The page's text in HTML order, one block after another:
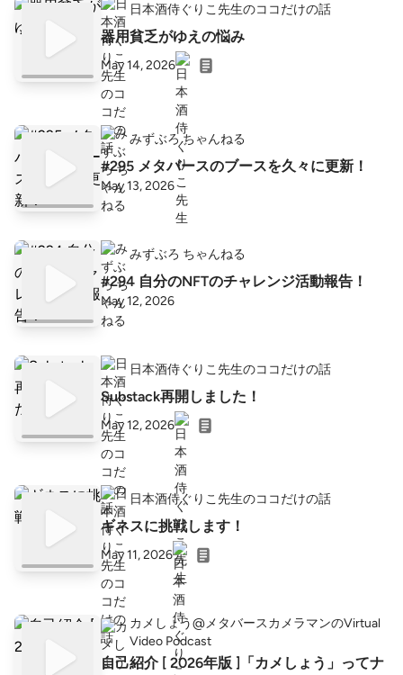
日本酒侍ぐりこ先生のココだけの話
器用貧乏がゆえの悩み
May 14, 2026
みずぶろ ちゃんねる
#295 メタバースのブースを久々に更新！
May 13, 2026
みずぶろ ちゃんねる
#294 自分のNFTのチャレンジ活動報告！
May 12, 2026
日本酒侍ぐりこ先生のココだけの話
Substack再開しました！
May 12, 2026
日本酒侍ぐりこ先生のココだけの話
ギネスに挑戦します！
May 11, 2026
カメしょう@メタバースカメラマンのVirtual
Video Podcast
自己紹介 [ 2026年版 ]「カメしょう」ってナ